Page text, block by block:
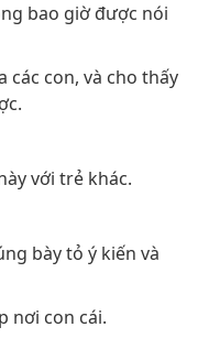
bao giờ được nói
các con, và cho thấy
với trẻ khác.
bày tỏ ý kiến và
nơi con cái.